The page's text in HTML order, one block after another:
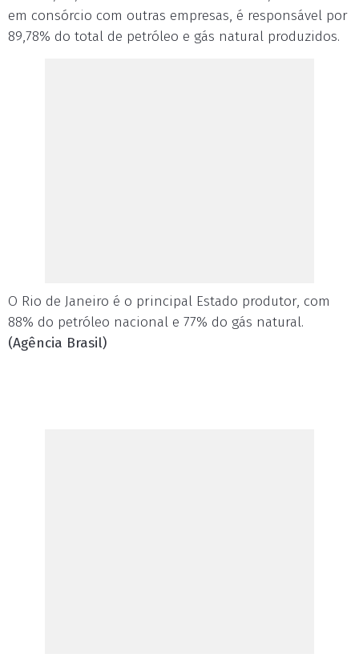
em consórcio com outras empresas, é responsável por
89,78% do total de petróleo e gás natural produzidos.
O Rio de Janeiro é o principal Estado produtor, com
88% do petróleo nacional e 77% do gás natural.
(Agência Brasil)